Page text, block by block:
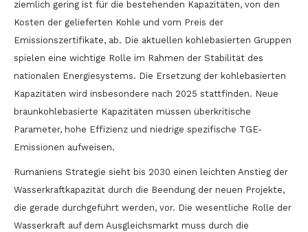
ziemlich gering ist für die bestehenden Kapazitäten, von den
Kosten der gelieferten Kohle und vom Preis der
Emissionszertifikate, ab. Die aktuellen kohlebasierten Gruppen
spielen eine wichtige Rolle im Rahmen der Stabilität des
nationalen Energiesystems. Die Ersetzung der kohlebasierten
Kapazitäten wird insbesondere nach 2025 stattfinden. Neue
braunkohlebasierte Kapazitäten müssen überkritische
Parameter, hohe Effizienz und niedrige spezifische TGE-
Emissionen aufweisen.
Rumäniens Strategie sieht bis 2030 einen leichten Anstieg der
Wasserkraftkapazität durch die Beendung der neuen Projekte,
die gerade durchgeführt werden, vor. Die wesentliche Rolle der
Wasserkraft auf dem Ausgleichsmarkt muss durch die